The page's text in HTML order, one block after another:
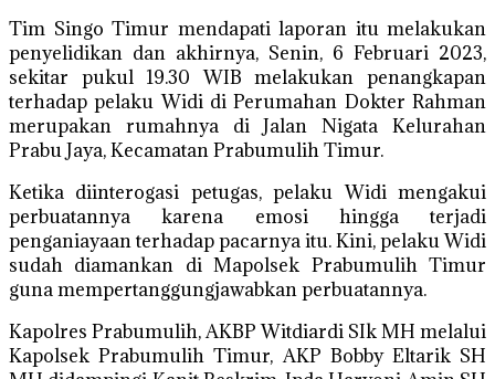
Tim Singo Timur mendapati laporan itu melakukan
penyelidikan dan akhirnya, Senin, 6 Februari 2023,
sekitar pukul 19.30 WIB melakukan penangkapan
terhadap pelaku Widi di Perumahan Dokter Rahman
merupakan rumahnya di Jalan Nigata Kelurahan
Prabu Jaya, Kecamatan Prabumulih Timur.
Ketika diinterogasi petugas, pelaku Widi mengakui
perbuatannya karena emosi hingga terjadi
penganiayaan terhadap pacarnya itu. Kini, pelaku Widi
sudah diamankan di Mapolsek Prabumulih Timur
guna mempertanggungjawabkan perbuatannya.
Kapolres Prabumulih, AKBP Witdiardi SIk MH melalui
Kapolsek Prabumulih Timur, AKP Bobby Eltarik SH